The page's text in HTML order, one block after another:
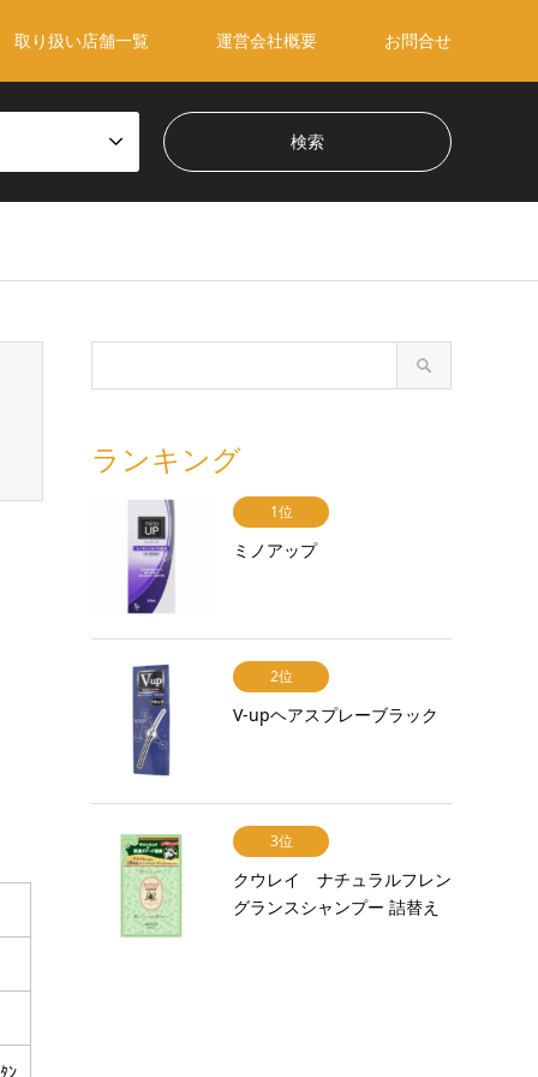
取り扱い店舗一覧 運営会社概要 お問合せ
ﾝ
ランキング
1位
ミノアップ
2位
V-upヘアスプレーブラック
3位
クウレイ ナチュラルフレン
グランスシャンプー 詰替え